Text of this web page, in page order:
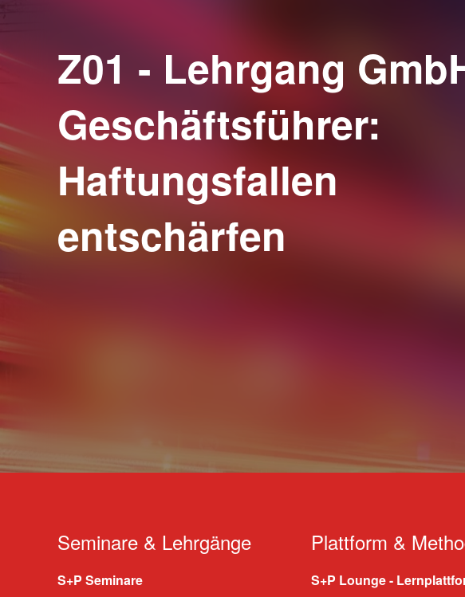
Z01 - Lehrgang
Geschäftsführer:
Haftungsfallen
entschärfen
Seminare & Lehrgänge
S+P Seminare
Plattform &
S+P Lounge -